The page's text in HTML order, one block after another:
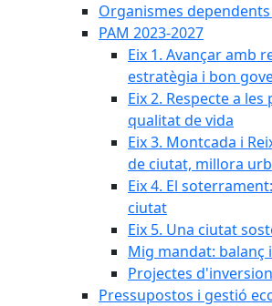
Organismes
PAM 2023-2027
Eix 1. Avançar amb
estratègia i bon
Eix 2. Respecte a
qualitat de vida
Eix 3. Montcada i
de ciutat, millora
Eix 4. El
ciutat
Eix 5. Una ciutat
Mig mandat: balanç
Projectes
Pressupostos i gestió